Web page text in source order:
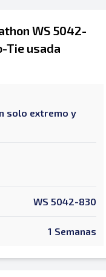
WS 5042-
Tie usada
solo extremo y
WS 5042-830
1 Semanas